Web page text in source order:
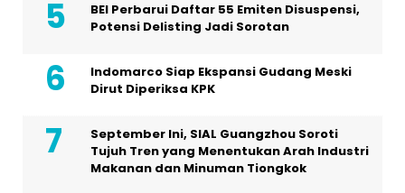
BEI Perbarui Daftar 55 Emiten Disuspensi,
Potensi Delisting Jadi Sorotan
Indomarco Siap Ekspansi Gudang Meski
Dirut Diperiksa KPK
September Ini, SIAL Guangzhou Soroti
Tujuh Tren yang Menentukan Arah Industri
Makanan dan Minuman Tiongkok